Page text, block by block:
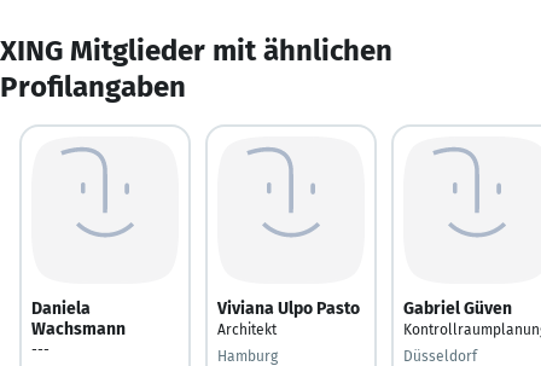
XING Mitglieder mit ähnlichen
Profilangaben
Daniela
Wachsmann
---
Viviana Ulpo Pasto
Architekt
Hamburg
Gabriel Güven
Düsseldorf